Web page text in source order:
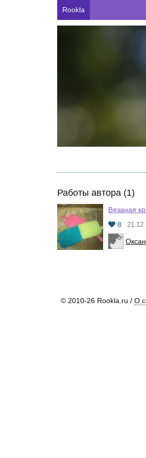
Rookla
Работы автора (1)
Вязаная
8
© 2010-26 Rookla.ru / О